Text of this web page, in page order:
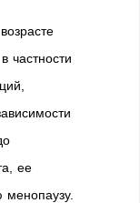
частности
ее